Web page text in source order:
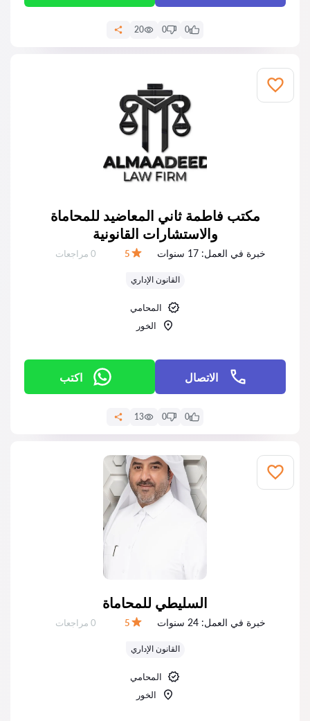
0
0
20
مكتب فاطمة ثاني المعاضيد للمحاماة
والاستشارات القانونية
خبرة في العمل: 17 سنوات 5 عدد المراجعات:
0 مراجعات
القانون الإداري
المحامي
الخور‎
الاتصال اكتب
0
0
13
السليطي للمحاماة
خبرة في العمل: 24 سنوات 5 عدد المراجعات:
0 مراجعات
القانون الإداري
المحامي
الخور‎